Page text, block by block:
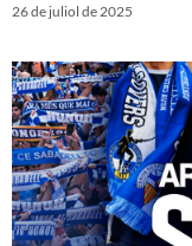
26 de juliol de 2025